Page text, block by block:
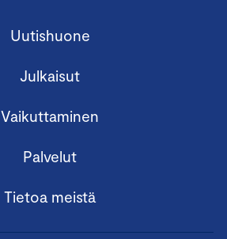
Uutishuone
Julkaisut
Vaikuttaminen
Palvelut
Tietoa meistä